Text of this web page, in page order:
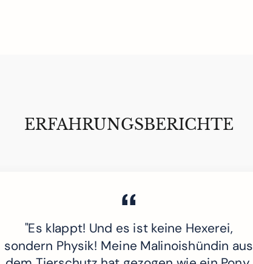
ERFAHRUNGSBERICHTE
"Es klappt! Und es ist keine Hexerei,
sondern Physik! Meine Malinoishündin aus
Login